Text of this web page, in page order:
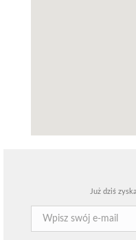
Już dziś